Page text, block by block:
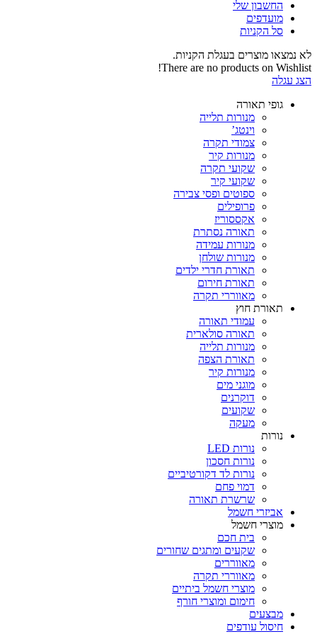
החשבון שלי‬
‫מועדפים‬‬
סל הקניות
לא נמצאו מוצרים בעגלת הקניות.
There are no products on Wishlist!
הצג עגלה
גופי תאורה
מנורות תלייה
וינטג’
צמודי תקרה
מנורות קיר
שקועי תקרה
שקועי קיר
ספוטים ופסי צבירה
פרופילים
אקססוריז
תאורה נסתרת
מנורות עמידה
מנורות שולחן
תאורת חדרי ילדים
תאורת חירום
מאווררי תקרה
תאורת חוץ
עמודי תאורה
תאורה סולארית
מנורות תלייה
תאורת הצפה
מנורות קיר
מוגני מים
דוקרנים
שקועים
מעקה
נורות
נורות LED
נורות חסכון
נורות לד דקורטיביים
דמוי פחם
שרשרת תאורה
אביזרי חשמל
מוצרי חשמל
בית חכם
שקעים ומתגים שחורים
מאווררים
מאווררי תקרה
מוצרי חשמל ביתיים
חימום ומוצרי חורף
מבצעים
חיסול עודפים